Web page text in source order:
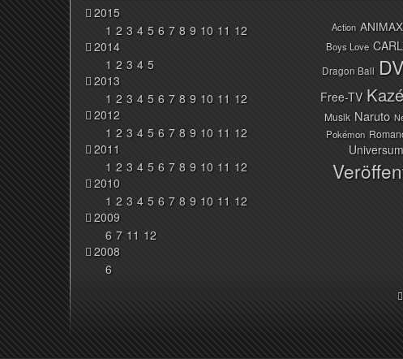
2015
1 2 3 4 5 6 7 8 9 10 11 12
2014
1 2 3 4 5
2013
1 2 3 4 5 6 7 8 9 10 11 12
2012
1 2 3 4 5 6 7 8 9 10 11 12
2011
1 2 3 4 5 6 7 8 9 10 11 12
2010
1 2 3 4 5 6 7 8 9 10 11 12
2009
6 7 11 12
2008
6
Action ANIMAX
Boys Love
Dragon Ball
Free-TV Kazé
Musik Naruto
Pokémon